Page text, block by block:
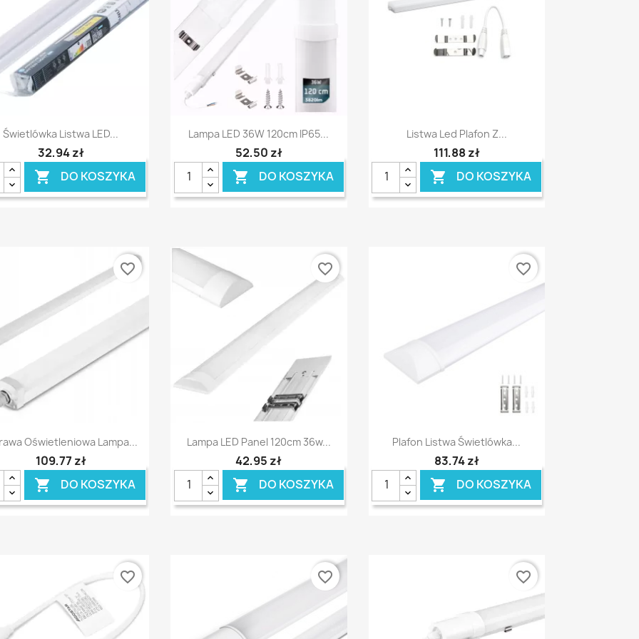
Szybki podgląd
Świetlówka Listwa LED...
32,94 zł
 DO KOSZYKA
 Szybki podgląd
Lampa LED 36W 120cm IP65...
52,50 zł
 DO KOSZYKA
Szybki podgląd
Listwa Led Plafon Z...
111,88 zł
 DO KOSZYKA
Szybki podgląd
Oświetleniowa Lampa...
109,77 zł
 DO KOSZYKA
favorite_border
 Szybki podgląd
Lampa LED Panel 120cm 36w...
42,95 zł
 DO KOSZYKA
favorite_border
 Szybki podgląd
Plafon Listwa Świetlówka...
83,74 zł
 DO KOSZYKA
favorite_border
favorite_border favorite_border favorite_border